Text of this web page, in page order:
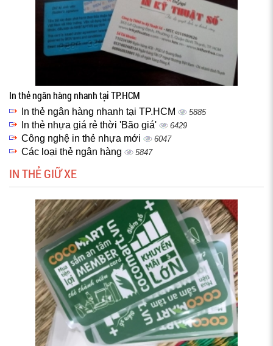
In thẻ ngân hàng nhanh tại TP.HCM
In thẻ ngân hàng nhanh tại TP.HCM 5885
In thẻ nhựa giá rẻ thời 'Bão giá' 6429
Công nghệ in thẻ nhựa mới 6047
Các loại thẻ ngân hàng 5847
IN THẺ GIỮ XE